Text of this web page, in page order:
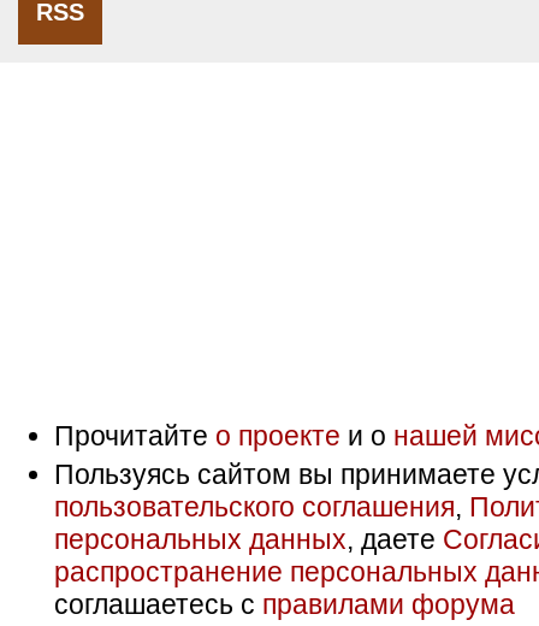
RSS
Прочитайте о проекте и о нашей
Пользуясь сайтом вы принимаете
пользовательского соглашения,
персональных данных, даете
распространение персональных
соглашаетесь с правилами форума